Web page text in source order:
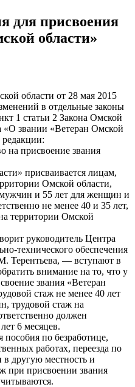
для присвоения
области»
области от 28 мая 2015
в отдельные законы
1 статьи 2 Закона Омской
«О звании «Ветеран Омской
на присвоение звания
присваивается лицам,
Омской области,
мужчин и 55 лет для женщин и
не менее 40 и 35 лет,
территории Омской
руководитель Центра
технического обеспечения
Терентьева, — вступают в
внимание на то, что у
звания «Ветеран
стаж не менее 40 лет
трудовой стаж на
должен
6 месяцев.
по безработице,
работах, переезда по
другую местность и
при присвоении звания